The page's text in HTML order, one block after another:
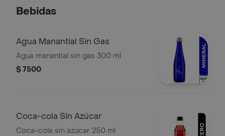
Bebidas
Agua Manantial Sin Gas
Agua manantial sin gas 300 ml
$ 7500
Coca-cola Sin Azúcar
Coca-cola sin azúcar 250 ml